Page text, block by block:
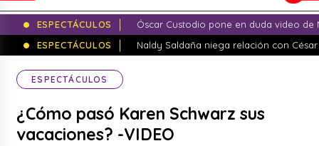
ESPECTÁCULOS
Óscar Custodio pone en duda video de
ESPECTÁCULOS
Naldy Saldaña niega relación con
ESPECTÁCULOS
¿Cómo pasó Karen Schwarz sus
vacaciones? -VIDEO